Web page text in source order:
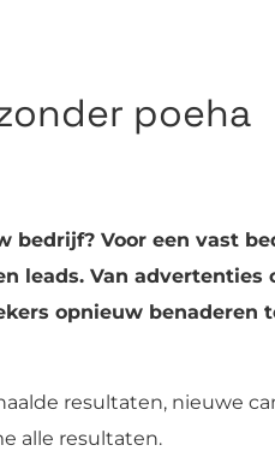
poeha
bedrijf? Voor een vast
leads. Van advertenties
opnieuw benaderen
resultaten, nieuwe
alle resultaten.